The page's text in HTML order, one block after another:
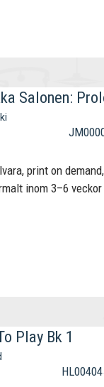
Salonen:
print on
inom 3–6
Play Bk 1